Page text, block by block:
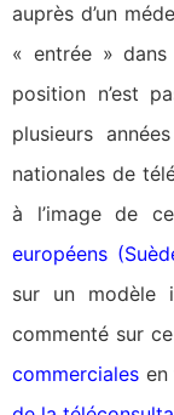
auprès d’un
« entrée »
position n’est
plusieurs
nationales de
à l’image de
européens
sur un modèle
commenté sur
commerciales en